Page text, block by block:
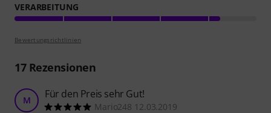
VERARBEITUNG
Bewertungsrichtlinien
17Rezensionen
M Für den Preis sehr Gut!
Mario248 12.03.2019